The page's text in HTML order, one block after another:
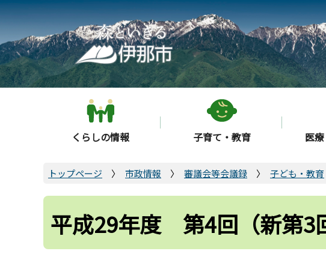
こ
の
ペ
ー
ジ
の
くらしの情報 子育て・教育 医
トップページ 市政情報 審議会等会議録 子ども・教育
平成29年度 第4回（新第3